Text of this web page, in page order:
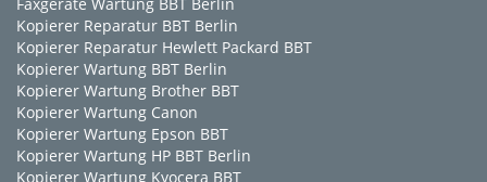
Kopierer Reparatur BBT Berlin
Kopierer Reparatur Hewlett Packard BBT
Kopierer Wartung BBT Berlin
Kopierer Wartung Brother BBT
Kopierer Wartung Canon
Kopierer Wartung Epson BBT
Kopierer Wartung HP BBT Berlin
Kopierer Wartung Kyocera BBT